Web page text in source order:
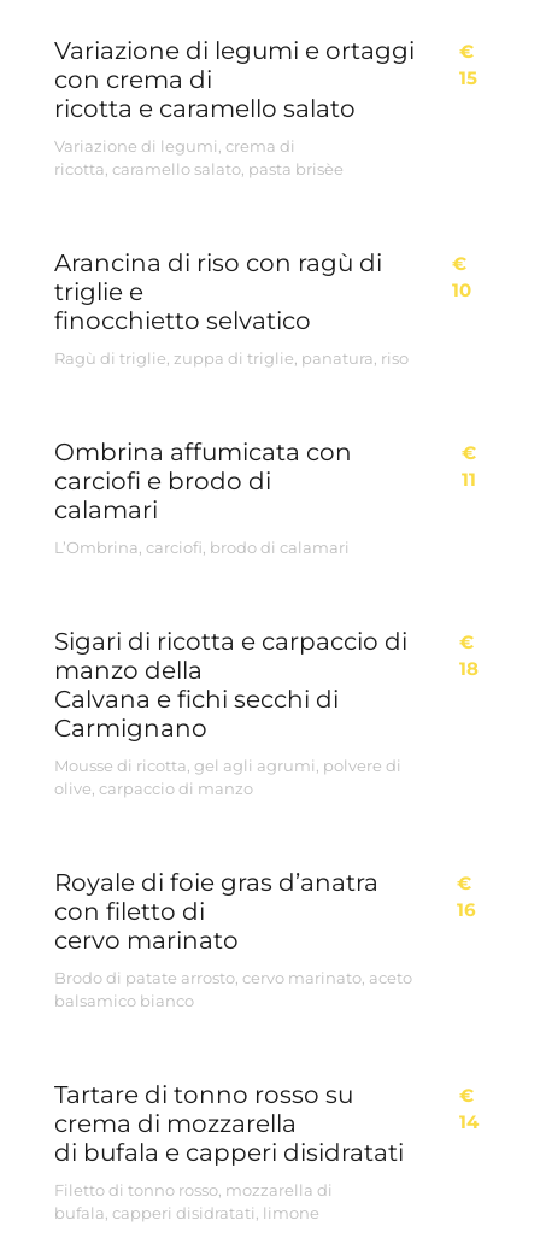
Variazione di legumi e ortaggi
con crema di
ricotta e caramello salato
Variazione di legumi, crema di
ricotta, caramello salato, pasta brisèe
€
15
Arancina di riso con ragù di
triglie e
finocchietto selvatico
Ragù di triglie, zuppa di triglie, panatura, riso
€
10
Ombrina affumicata con
carciofi e brodo di
calamari
L’Ombrina, carciofi, brodo di calamari
€
11
Sigari di ricotta e carpaccio di
manzo della
Calvana e fichi secchi di
Carmignano
Mousse di ricotta, gel agli agrumi, polvere di
olive, carpaccio di manzo
€
18
Royale di foie gras d’anatra
con filetto di
cervo marinato
Brodo di patate arrosto, cervo marinato, aceto
balsamico bianco
€
16
Tartare di tonno rosso su
crema di mozzarella
di bufala e capperi disidratati
Filetto di tonno rosso, mozzarella di
bufala, capperi disidratati, limone
€
14